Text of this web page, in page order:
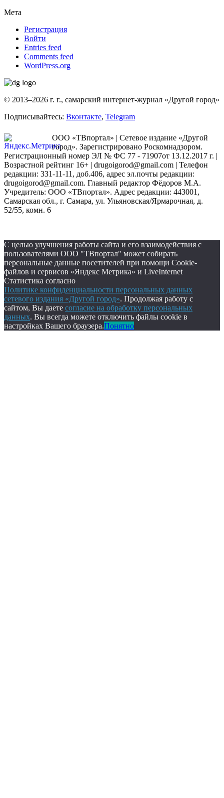
Мета
Регистрация
Войти
Entries feed
Comments feed
WordPress.org
© 2013–2026 г. г., самарский интернет-журнал «Другой город»
Подписывайтесь: Вконтакте, Telegram
ООО «ТВпортал» | Сетевое издание «Другой
город». Зарегистрировано Роскомнадзором.
Регистрационный номер ЭЛ № ФС 77 - 71907от 13.12.2017 г. |
Возрастной рейтинг 16+ | drugoigorod@gmail.com | Телефон
редакции: 331-11-11, доб.406, адрес эл.почты редакции:
drugoigorod@gmail.com. Главный редактор Фёдоров М.А.
Учредитель: ООО «ТВпортал». Адрес редакции: 443001,
Самарская обл., г. Самара, ул. Ульяновская/Ярмарочная, д.
52/55, комн. 6
С целью улучшения работы сайта и его взаимодействия с
пользователями ООО "ТВпортал" может собирать
персональные данные посетителей при помощи Cookie-
файлов и сервисов «Яндекс Метрика» и LiveInternet
Статистика согласно
Политике конфиденциальности персональных данных
сетевого издания «Другой город». Продолжая работу с
сайтом, Вы даете согласие на обработку персональных
данных. Вы всегда можете отключить файлы cookie в
настройках Вашего браузера.Понятно